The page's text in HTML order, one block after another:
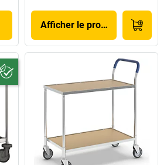
Afficher le produit